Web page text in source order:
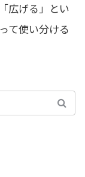
広げる」とい
て使い分ける